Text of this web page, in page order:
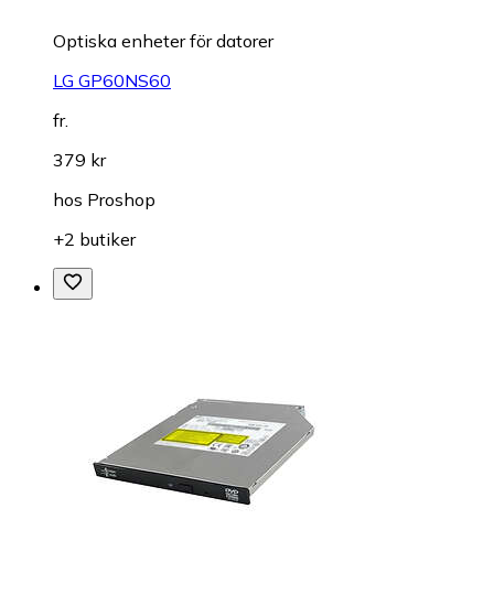
Optiska enheter för datorer
LG GP60NS60
fr.
379 kr
hos Proshop
+2 butiker